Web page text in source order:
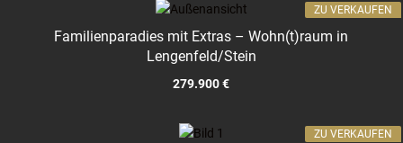
Familienparadies mit Extras – Wohn(t)raum in
Lengenfeld/Stein
279.900 €
ZU VERKAUFEN
ZU VERKAUFEN